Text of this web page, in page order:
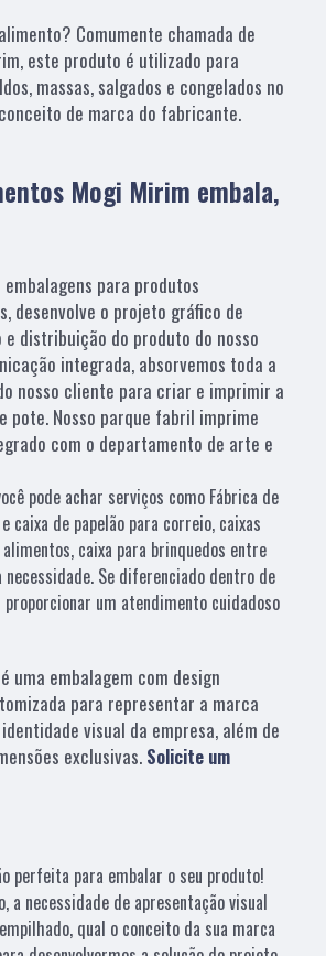
Comumente chamada de
este produto é utilizado para
massas, salgados e congelados no
de marca do fabricante.
Mogi Mirim embala,
para produtos
desenvolve o projeto gráfico de
distribuição do produto do nosso
integrada, absorvemos toda a
nosso cliente para criar e imprimir a
Nosso parque fabril imprime
com o departamento de arte e
pode achar serviços como Fábrica de
caixa de papelão para correio, caixas
caixa para brinquedos entre
Se diferenciado dentro de
um atendimento cuidadoso
é uma embalagem com design
para representar a marca
visual da empresa, além de
exclusivas. Solicite um
perfeita para embalar o seu produto!
a necessidade de apresentação visual
qual o conceito da sua marca